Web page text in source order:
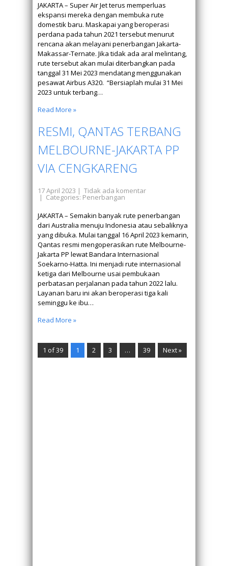
JAKARTA – Super Air Jet terus memperluas
ekspansi mereka dengan membuka rute
domestik baru. Maskapai yang beroperasi
perdana pada tahun 2021 tersebut menurut
rencana akan melayani penerbangan Jakarta-
Makassar-Ternate. Jika tidak ada aral melintang,
rute tersebut akan mulai diterbangkan pada
tanggal 31 Mei 2023 mendatang menggunakan
pesawat Airbus A320. “Bersiaplah mulai 31 Mei
2023 untuk terbang…
Read More »
RESMI, QANTAS TERBANG
MELBOURNE-JAKARTA PP
VIA CENGKARENG
17 April 2023 | Tidak ada komentar
| Categories: Penerbangan
JAKARTA – Semakin banyak rute penerbangan
dari Australia menuju Indonesia atau sebaliknya
yang dibuka. Mulai tanggal 16 April 2023 kemarin,
Qantas resmi mengoperasikan rute Melbourne-
Jakarta PP lewat Bandara Internasional
Soekarno-Hatta. Ini menjadi rute internasional
ketiga dari Melbourne usai pembukaan
perbatasan perjalanan pada tahun 2022 lalu.
Layanan baru ini akan beroperasi tiga kali
seminggu ke ibu…
Read More »
1 of 39 1 2 3 … 39 Next »